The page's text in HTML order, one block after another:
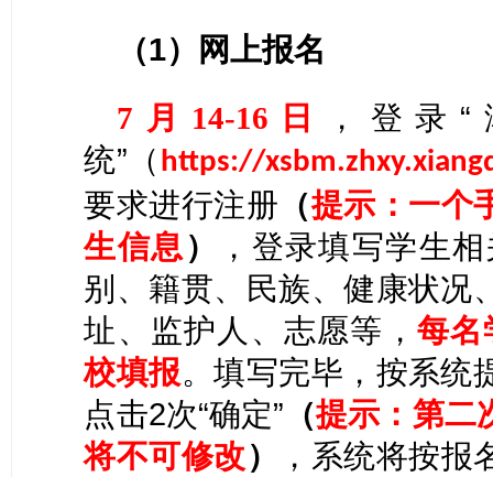
（1）网上报名
7月14-16日 ， 登录 “
统” （ https://
要求进行注册 （提示： 一个
生信息 ）
，登录填写学生
别、籍贯、民族、健康状况
址、监护人、志愿等， 每名
校填报。填写完毕，按系统
点击2次“确定” （提示： 第二
将不可修改） ，系统将按报